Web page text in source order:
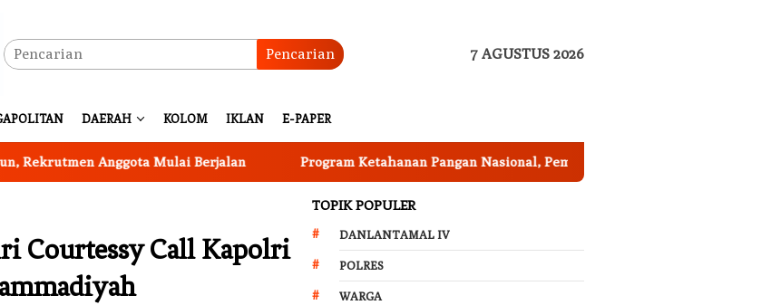
Pencarian 7 AGUSTUS 2026
DAERAH KOLOM IKLAN E-PAPER
Anggota Mulai Berjalan Program Ketahanan Pangan Nasional, Pemkab Garut Harus Peka Mengatasi
Courtessy Call Kapolri
TOPIK POPULER
DANLANTAMAL IV
POLRES
WARGA